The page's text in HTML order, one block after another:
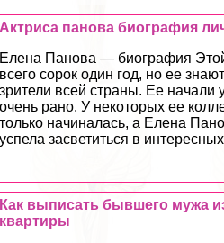
Актриса панова биография
Елена Панова — биография
всего сорок один год, но ее
зрители всей страны. Ее начали
очень рано. У некоторых ее
только начиналась, а Елена
успела засветиться в
Как выписать бывшего мужа
квартиры